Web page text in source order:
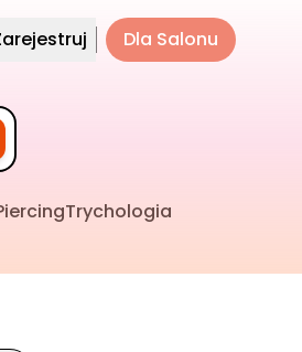
Dla Salonu
Trychologia